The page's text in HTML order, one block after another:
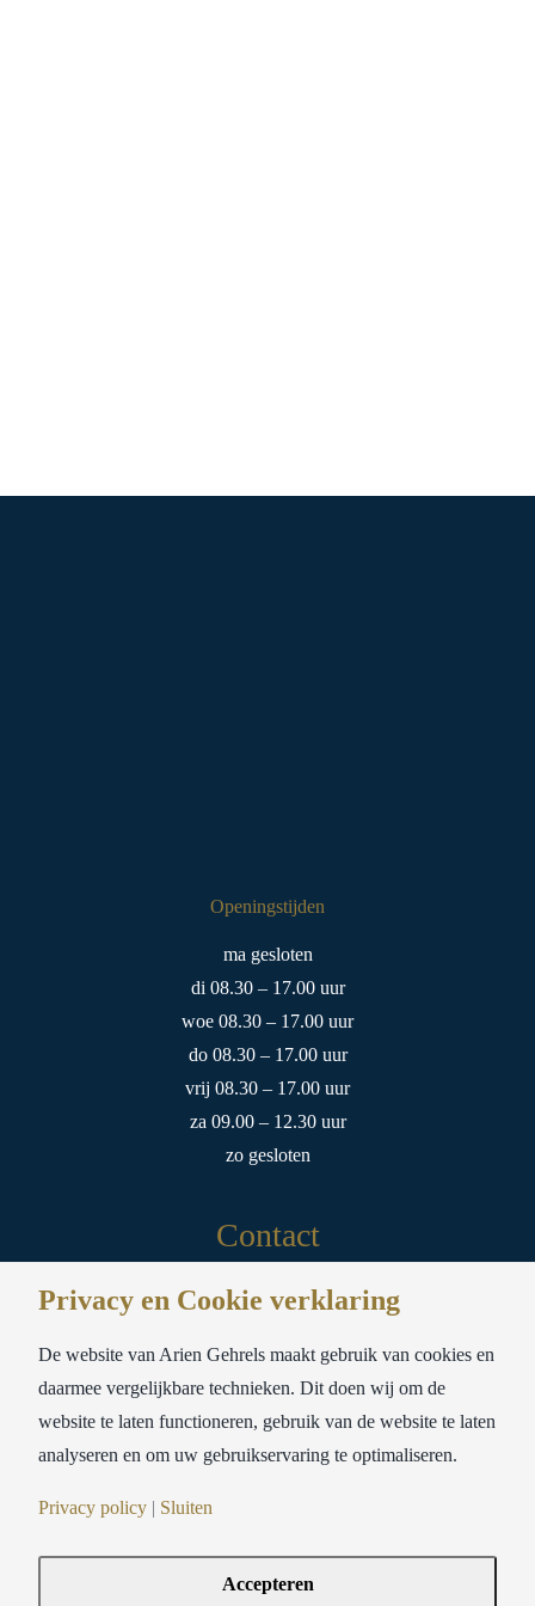
Openingstijden
ma gesloten
di 08.30 – 17.00 uur
woe 08.30 – 17.00 uur
do 08.30 – 17.00 uur
vrij 08.30 – 17.00 uur
za 09.00 – 12.30 uur
zo gesloten
Contact
Meubelstoffeerderij Ariën Gehrels
tel:020-6593693
mail:info@ariengehrels.nl
Privacy en Cookie verklaring
De website van Arien Gehrels maakt gebruik van cookies en
daarmee vergelijkbare technieken. Dit doen wij om de
website te laten functioneren, gebruik van de website te laten
analyseren en om uw gebruikservaring te optimaliseren.
Privacy policy | Sluiten
Accepteren